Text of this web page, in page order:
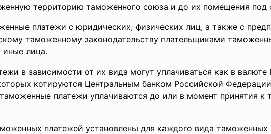
территорию таможенного союза и до их помещения
платежи с юридических, физических лиц, а также с
таможенному законодательству плательщиками
иные лица.
в зависимости от их вида могут уплачиваться как в
котируются Центральным банком Российской
платежи уплачиваются до или в момент принятия
платежей установлены для каждого вида